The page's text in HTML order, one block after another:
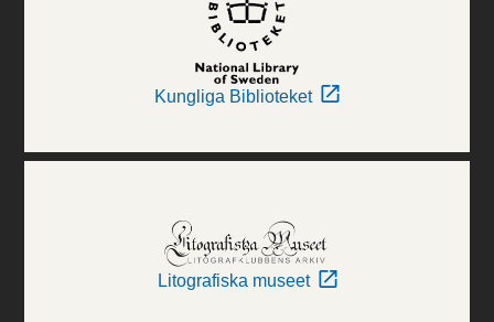
Kungliga Biblioteket
Litografiska museet